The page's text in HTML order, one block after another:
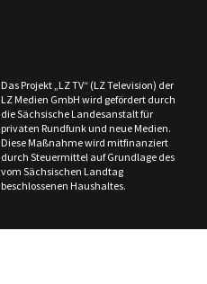
Das Projekt „LZ TV“ (LZ Television) der
LZ Medien GmbH wird gefördert durch
die Sächsische Landesanstalt für
privaten Rundfunk und neue Medien.
Diese Maßnahme wird mitfinanziert
durch Steuermittel auf Grundlage des
vom Sächsischen Landtag
beschlossenen Haushaltes.